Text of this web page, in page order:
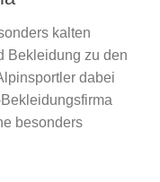
kalten
Bekleidung zu den
dabei
besonders